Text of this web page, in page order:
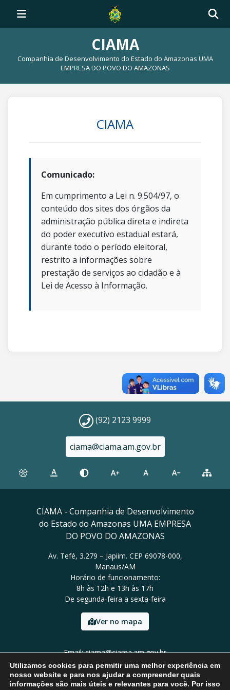
CIAMA
Companhia de Desenvolvimento do Estado do Amazonas UMA
EMPRESA DO POVO DO AMAZONAS
CIAMA
Comunicado:
Em cumprimento a Lei n. 9.504/97, o
conteúdo dos sites dos órgãos da
administração pública direta e indireta
do poder executivo estadual estará,
durante todo o período eleitoral,
restrito a informações sobre
prestação de serviços ao cidadão e à
Lei de Acesso à Informação.
(92) 2123 9999
ciama@ciama.am.gov.br
CIAMA - Companhia de Desenvolvimento
do Estado do Amazonas UMA EMPRESA
DO POVO DO AMAZONAS
Av. Tefé, 3.279 – Japiim. CEP 69078-000,
Manaus/AM
Horário de funcionamento:
8h às 12h e 13h às 17h
De segunda-feira a sexta-feira
Ver no mapa
Email: ciama@ciama.am.gov.br
Tel: (92) 2123 9999
Utilizamos cookies para permitir uma melhor experiência em
nosso website e para nos ajudar a compreender quais
informações são mais úteis e relevantes para você. Por isso